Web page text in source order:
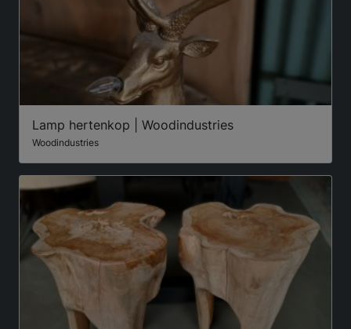
Lamp hertenkop | Woodindustries
Woodindustries